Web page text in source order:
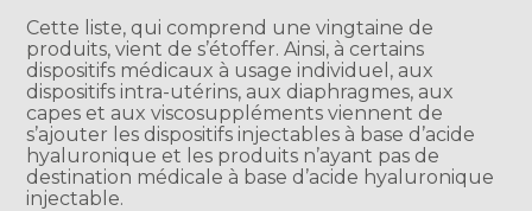
Cette liste, qui comprend une vingtaine de
produits, vient de s’étoffer. Ainsi, à certains
dispositifs médicaux à usage individuel, aux
dispositifs intra-utérins, aux diaphragmes, aux
capes et aux viscosuppléments viennent de
s’ajouter les dispositifs injectables à base d’acide
hyaluronique et les produits n’ayant pas de
destination médicale à base d’acide hyaluronique
injectable.